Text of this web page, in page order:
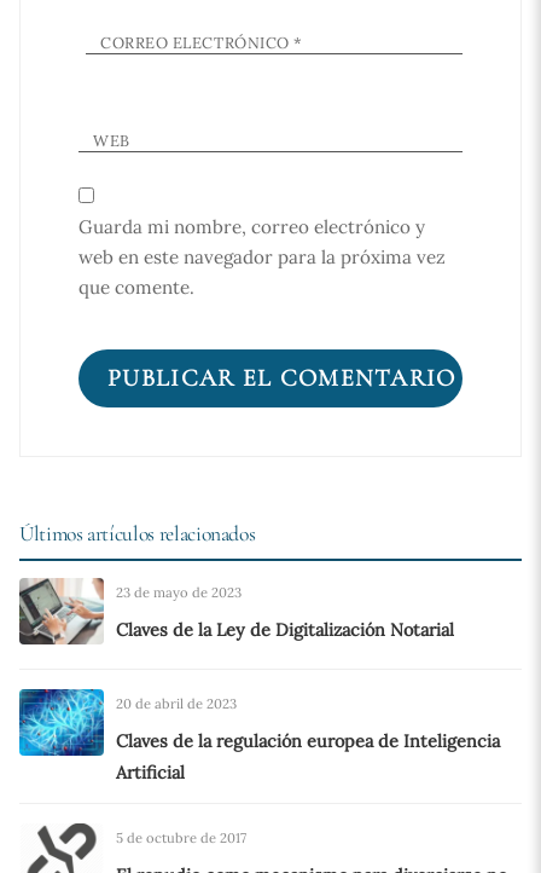
CORREO ELECTRÓNICO*
WEB
Guarda mi nombre, correo electrónico y
web en este navegador para la próxima vez
que comente.
Últimos artículos relacionados
23 de mayo de 2023
Claves de la Ley de Digitalización Notarial
20 de abril de 2023
Claves de la regulación europea de Inteligencia
Artificial
5 de octubre de 2017